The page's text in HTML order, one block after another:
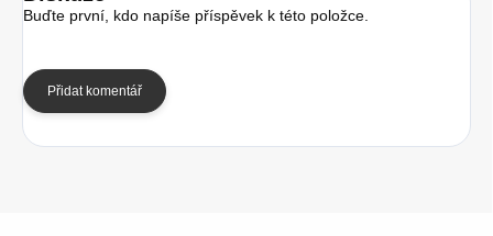
Buďte první, kdo napíše příspěvek k této položce.
Přidat komentář